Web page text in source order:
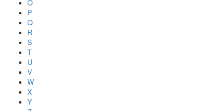
O
P
Q
R
S
T
U
V
W
X
Y